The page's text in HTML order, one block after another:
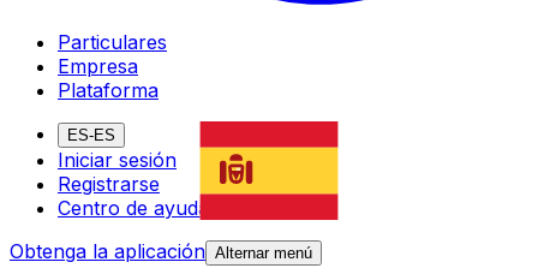
Particulares
Empresa
Plataforma
ES-ES
Iniciar sesión
Registrarse
Centro de ayuda
Obtenga la aplicación Alternar menú